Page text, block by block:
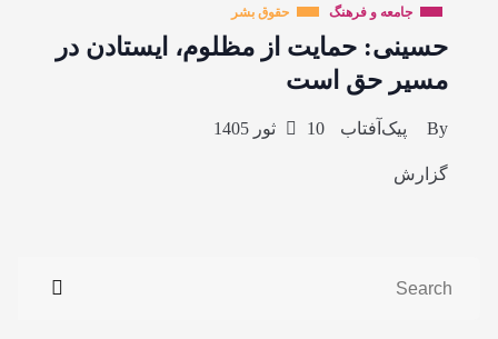
جامعه و فرهنگ حقوق بشر
حسینی: حمایت از مظلوم، ایستادن در
مسیر حق است
By پیک‌آفتاب 10 ثور 1405
گزارش